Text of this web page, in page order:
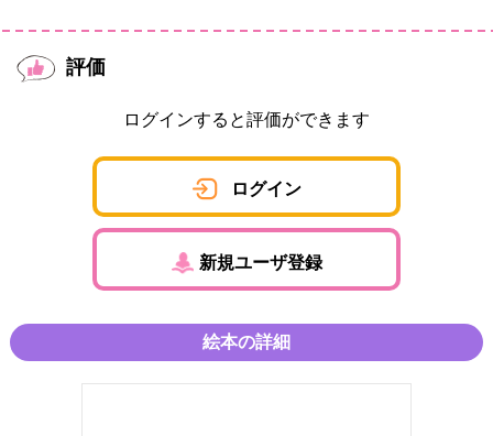
評価
ログインすると評価ができます
ログイン
新規ユーザ登録
絵本の詳細